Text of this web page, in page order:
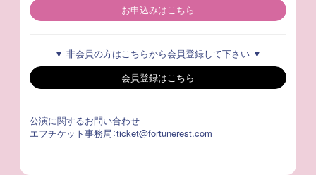
お申込みはこちら
▼ 非会員の方はこちらから会員登録して下さい ▼
会員登録はこちら
公演に関するお問い合わせ
エフチケット事務局：ticket@fortunerest.com